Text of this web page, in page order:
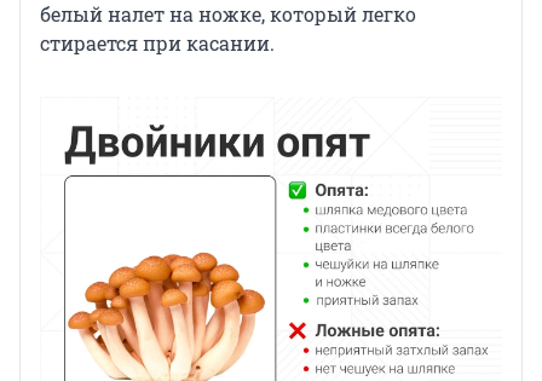
белый налет на ножке, который легко
стирается при касании.